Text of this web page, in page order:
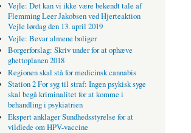
Vejle: Det kan vi ikke være bekendt tale af
Flemming Leer Jakobsen ved Hjerteaktion
Vejle lørdag den 13. april 2019
Vejle: Bevar almene boliger
Borgerforslag: Skriv under for at ophæve
ghettoplanen 2018
Regionen skal stå for medicinsk cannabis
Station 2 For syg til straf: Ingen psykisk syge
skal begå kriminalitet for at komme i
behandling i psykiatrien
Ekspert anklager Sundhedsstyrelse for at
vildlede om HPV-vaccine